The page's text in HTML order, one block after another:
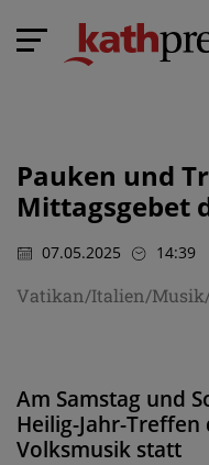
Pauken und
Mittagsgebet
07.05.2025 14:39
Vatikan/Italien/
Am Samstag und
Heilig-Jahr-
Volksmusik statt